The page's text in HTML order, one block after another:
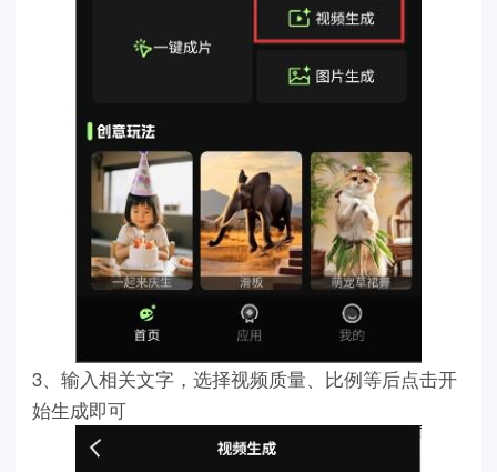
3、输入相关文字，选择视频质量、比例等后点击开
始生成即可